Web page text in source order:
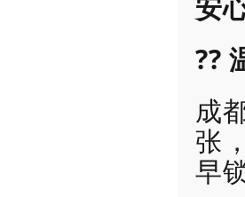
安
??
成
张
早